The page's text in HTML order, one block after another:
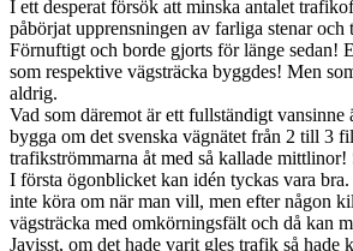
I ett desperat försök att minska antalet
påbörjat upprensningen av farliga stenar och
Förnuftigt och borde gjorts för länge sedan!
som respektive vägsträcka byggdes! Men
aldrig.
Vad som däremot är ett fullständigt
bygga om det svenska vägnätet från 2 till 3
trafikströmmarna åt med så kallade mittlinor!
I första ögonblicket kan idén tyckas vara
inte köra om när man vill, men efter någon
vägsträcka med omkörningsfält och då kan
Javisst, om det hade varit gles trafik så hade